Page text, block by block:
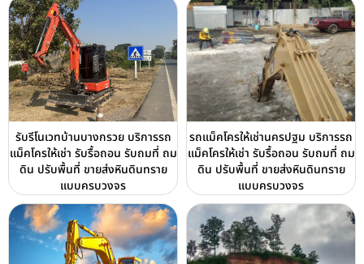
รับรีโนเวทบ้านบางกรวย บริการรถ
แม็คโครให้เช่า รับรื้อถอน รับถมที่ ถม
ดิน ปรับพื้นที่ ขายส่งหินดินทราย
แบบครบวงจร
รถแม็คโครให้เช่านครปฐม บริการรถ
แม็คโครให้เช่า รับรื้อถอน รับถมที่ ถม
ดิน ปรับพื้นที่ ขายส่งหินดินทราย
แบบครบวงจร